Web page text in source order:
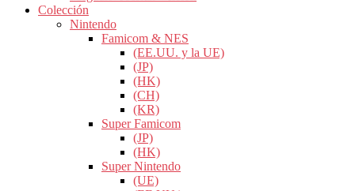
Colección
Nintendo
Famicom & NES
(EE.UU. y la UE)
(JP)
(HK)
(CH)
(KR)
Super Famicom
(JP)
(HK)
Super Nintendo
(UE)